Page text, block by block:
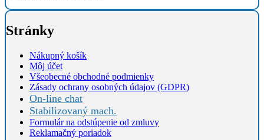
Stránky
Nákupný košík
Môj účet
Všeobecné obchodné podmienky
Zásady ochrany osobných údajov (GDPR)
On-line chat
Stabilizovaný mach.
Formulár na odstúpenie od zmluvy
Reklamačný poriadok